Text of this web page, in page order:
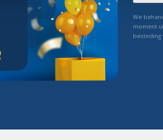
We
moment
besteding